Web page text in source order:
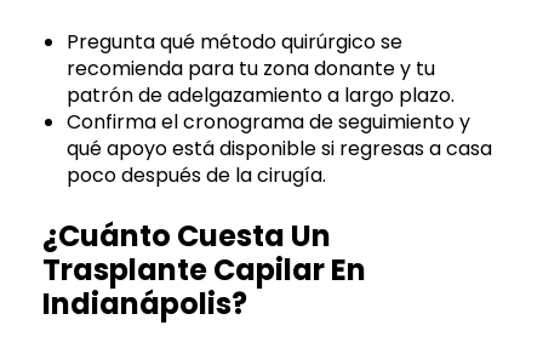
Pregunta qué método quirúrgico se
recomienda para tu zona donante y tu
patrón de adelgazamiento a largo plazo.
Confirma el cronograma de seguimiento y
qué apoyo está disponible si regresas a casa
poco después de la cirugía.
¿Cuánto Cuesta Un
Trasplante Capilar En
Indianápolis?